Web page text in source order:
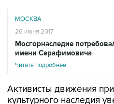
МОСКВА
26 июня 2017
Мосгорнаследие
имени Серафимовича
Читать подробнее
Активисты движения
культурного наследия